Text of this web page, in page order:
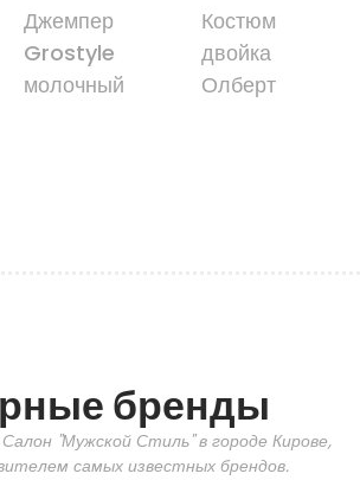
Джемпер
Grostyle
молочный
Костюм
двойка
Олберт
бренды
"Мужской Стиль" в городе Кирове,
самых известных брендов.